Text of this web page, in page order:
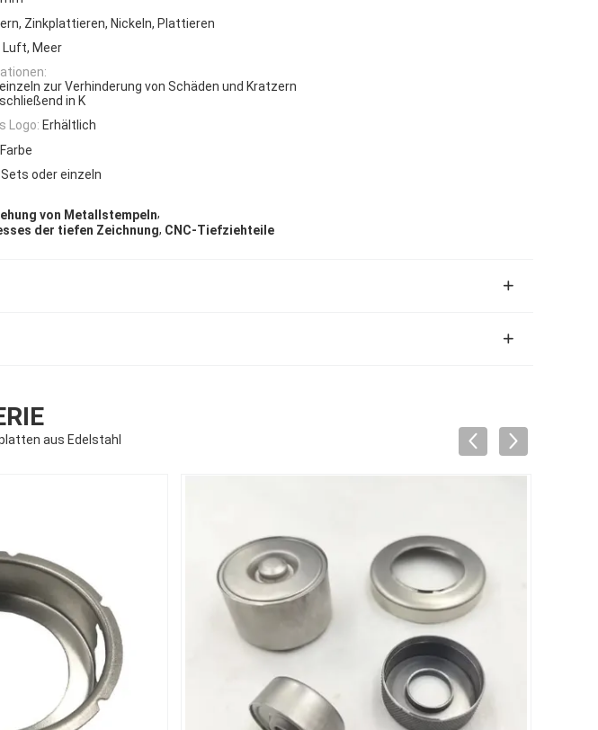
Zinkplattieren, Nickeln, Plattieren
Luft, Meer
zur Verhinderung von Schäden und Kratzern
in K
Logo: Erhältlich
oder einzeln
von Metallstempeln,
der tiefen Zeichnung, CNC-Tiefziehteile
aus Edelstahl